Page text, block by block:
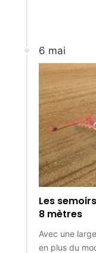
6 mai
Les
8 mètres
Avec une
en plus du